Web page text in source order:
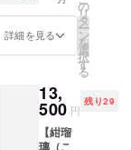
ると幸
す。 ま
た、中
ラック
やカ
ケ、イ
ンク
購入を
いたし
ます。
めのぞ
き）に
使用し
ている
い） ※
注意事
項※ 天
濃淡に
個性が
す。サ
ルマリ
ン
(濃)2.5
ズ：1～
30号か
ら選択
（オプ
ティン
グ） ■
天然
石：
ストー
ン
4mm×1
pc
詳細を見る
の
リ
タ
ー
ン
を
選
択
す
る
13,
500 円
残り29
【紺瑠
璃（こ